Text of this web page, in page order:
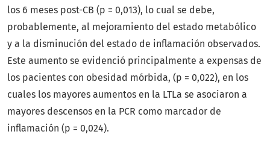
los 6 meses post-CB (p = 0,013), lo cual se debe,
probablemente, al mejoramiento del estado metabólico
y a la disminución del estado de inflamación observados.
Este aumento se evidenció principalmente a expensas de
los pacientes con obesidad mórbida, (p = 0,022), en los
cuales los mayores aumentos en la LTLa se asociaron a
mayores descensos en la PCR como marcador de
inflamación (p = 0,024).